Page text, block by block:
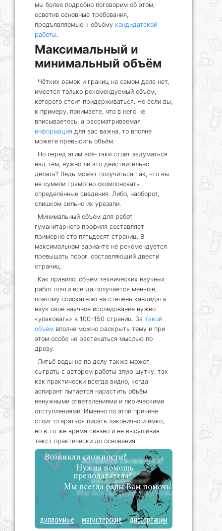
мы более подробно поговорим об этом,
осветив основные требования,
предъявляемые к объёму кандидатской
работы.
Максимальный и
минимальный объём
Чётких рамок и границ на самом деле нет,
имеется только рекомендуемый объём,
которого стоит придерживаться. Но если вы,
к примеру, понимаете, что в него не
вписываетесь, а рассматриваемая
информация для вас важна, то вполне
можете превысить объём.
Но перед этим всё-таки стоит задуматься
над тем, нужно ли это действительно
делать? Ведь может получиться так, что вы
не сумели грамотно скомпоновать
определённые сведения. Либо, наоборот,
слишком сильно их урезали.
Минимальный объём для работ
гуманитарного профиля составляет
примерно сто пятьдесят страниц. В
максимальном варианте не рекомендуется
превышать порог, составляющий двести
страниц.
Как правило, объём технических научных
работ почти всегда получается меньше,
поэтому соискателю на степень кандидата
наук своё научное исследование нужно
«упаковать» в 100-150 страниц. За такой
объём вполне можно раскрыть тему и при
этом особо не растекаться мыслью по
древу.
Литьё воды не по делу также может
сыграть с автором работы злую шутку, так
как практически всегда видно, когда
аспирант пытается нарастить объём
ненужными ответвлениями и лирическими
отступлениями. Именно по этой причине
стоит стараться писать лаконично и ёмко,
но в то же время связно и не высушивая
текст практически до основания.
Возникли сложности?
Нужна помощь
преподавателя?
Мы всегда рады Вам помочь!
дипломные магистерские диссертации